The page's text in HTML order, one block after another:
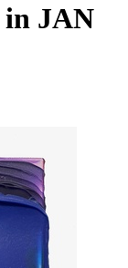
in JAN